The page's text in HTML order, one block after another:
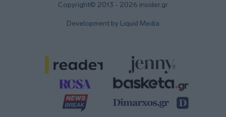
Copyright© 2013 - 2026 insider.gr
Development by Liquid Media